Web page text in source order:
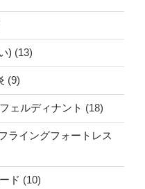
) (13)
(9)
ェルディナント (18)
イングフォートレス
ド (10)